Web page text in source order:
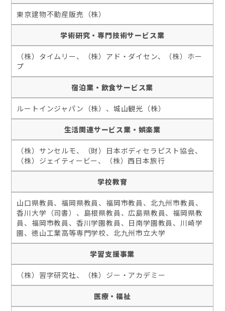
東京建物不動産販売（株）
学術研究・専門技術サービス業
（株）タイムリー、（株）アド・ダイセン、（株）ホー
プ
宿泊業・飲食サービス業
ルートインジャパン（株）、城山観光（株）
生活関連サービス業・娯楽業
（株）サンセルモ、（財）日本ボディセラピスト協会、
（株）ジェイティービー、（株）西日本旅行
学校教育
山口県教員、福岡県教員、福岡市教員、北九州市教員、
香川大学（司書）、島根県教員、広島県教員、福岡県教
員、福岡市教員、香川学園教員、日南学園教員、川崎学
園、徳山工業高等専門学校、北九州市立大学
学習支援事業
（株）習字研究社、（株）ジー・アカデミー
医療・福祉